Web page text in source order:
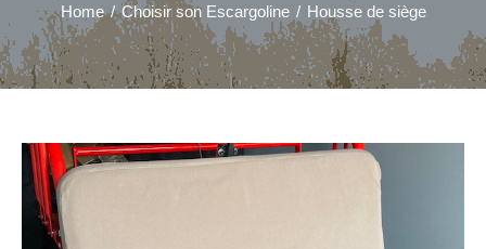
Home / Choisir son Escargoline / Housse de siège